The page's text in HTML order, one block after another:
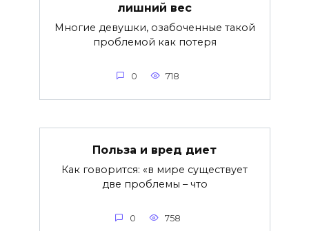
лишний вес
Многие девушки, озабоченные такой
проблемой как потеря
0 718
Польза и вред диет
Как говорится: «в мире существует
две проблемы – что
0 758